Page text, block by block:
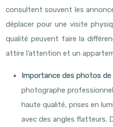
consultent souvent les
déplacer pour une visite
qualité peuvent faire la
attire l’attention et un
Importance des photos de
photographe
haute qualité, prises en
avec des angles flatteurs.